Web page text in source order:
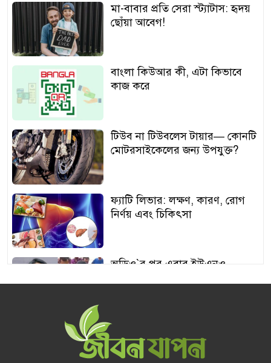
মা-বাবার প্রতি সেরা স্ট্যাটাস: হৃদয়
ছোঁয়া আবেগ!
বাংলা কিউআর কী, এটা কিভাবে
কাজ করে
টিউব না টিউবলেস টায়ার— কোনটি
মোটরসাইকেলের জন্য উপযুক্ত?
ফ্যাটি লিভার: লক্ষণ, কারণ, রোগ
নির্ণয় এবং চিকিৎসা
অডিও‍‍`র পর এবার ইউএনও
আঙুর চাষের স্বপ্ন শুরু ৩০ টাকায়,
এখন আয় লাখ টাকা